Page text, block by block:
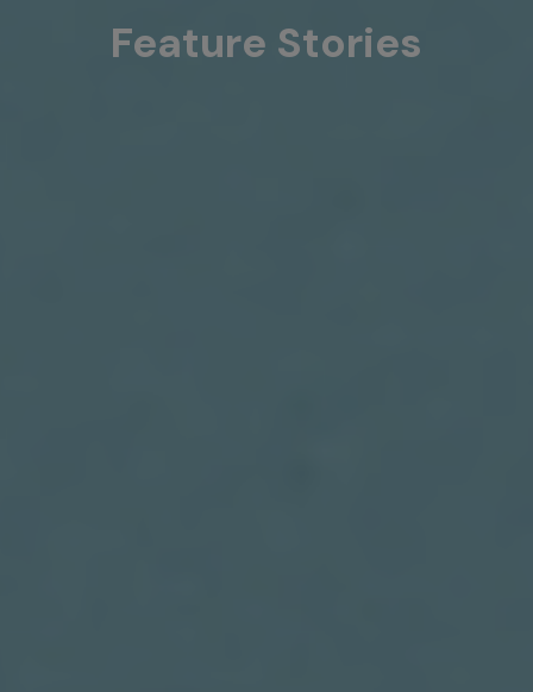
Feature Stories